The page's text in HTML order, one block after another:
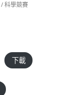
/ 科學競賽
下載